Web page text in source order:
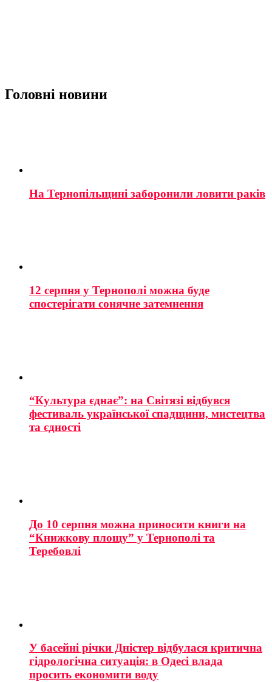
Головні новини
На Тернопільщині заборонили ловити раків
12 серпня у Тернополі можна буде
спостерігати сонячне затемнення
“Культура єднає”: на Світязі відбувся
фестиваль української спадщини, мистецтва
та єдності
До 10 серпня можна приносити книги на
“Книжкову площу” у Тернополі та
Теребовлі
У басейні річки Дністер відбулася критична
гідрологічна ситуація: в Одесі влада
просить економити воду